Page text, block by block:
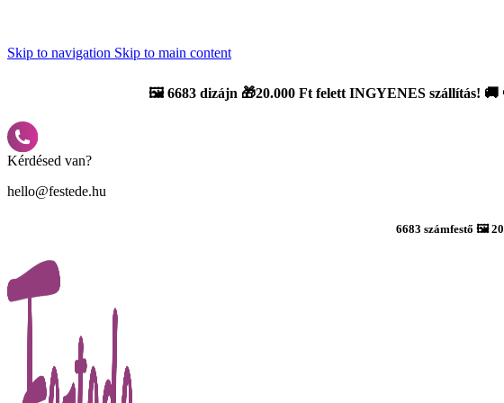
Skip to navigation Skip to main content
🖼️6683 dizájn 🎁20.000 Ft felett INGYENES szállítás! 🚚
Kérdésed van?
hello@festede.hu
6683 számfestő 🖼️